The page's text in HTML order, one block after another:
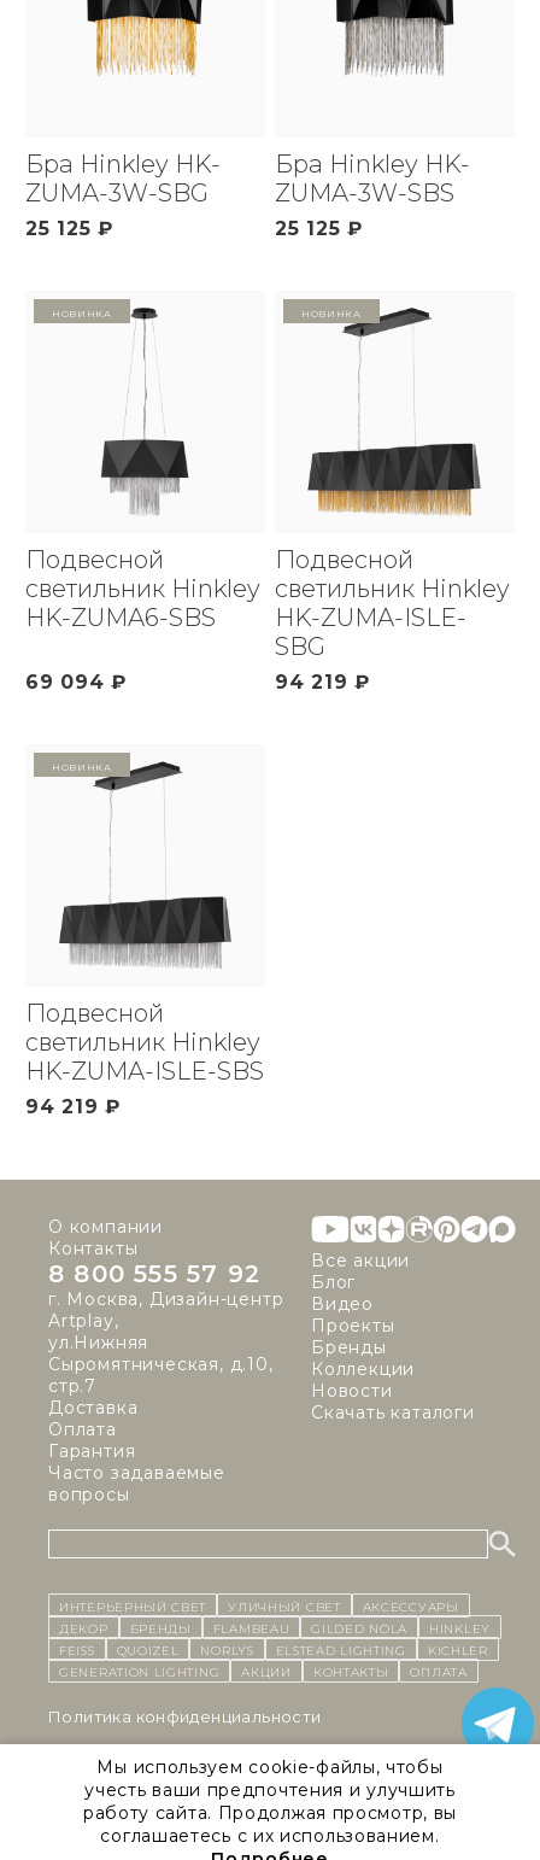
Бра Hinkley HK-
ZUMA-3W-SBG
25 125 ₽
Бра Hinkley HK-
ZUMA-3W-SBS
25 125 ₽
Новинка
Подвесной
светильник Hinkley
HK-ZUMA6-SBS
69 094 ₽
Новинка
Подвесной
светильник Hinkley
HK-ZUMA-ISLE-
SBG
94 219 ₽
Новинка
Подвесной
светильник Hinkley
HK-ZUMA-ISLE-SBS
94 219 ₽
О компании
Контакты
8 800 555 57 92
г. Москва, Дизайн-центр
Artplay,
ул.Нижняя
Сыромятническая, д.10,
стр.7
Доставка
Оплата
Гарантия
Часто задаваемые
вопросы
Все акции
Блог
Видео
Проекты
Бренды
Коллекции
Новости
Скачать каталоги
ИНТЕРЬЕРНЫЙ СВЕТ уличный СВЕТ
Аксессуары
декор
бренды Flambeau Gilded Nola
Hinkley
Feiss
Quoizel Norlys Elstead Lighting
Kichler
Generation Lighting
Акции контакты Оплата
Политика конфиденциальности
Cоглашение на обработку персональных данных
Публичная оферта
Мы используем cookie-файлы, чтобы
учесть ваши предпочтения и улучшить
работу сайта. Продолжая просмотр, вы
соглашаетесь с их использованием.